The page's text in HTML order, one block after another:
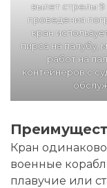
вылет стрелы 9
проведения
кран
пирса на палубу,
работ на
контейнеров с
Кран
военные
плавучие или